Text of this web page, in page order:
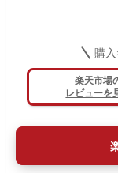
購
楽天市場
レビューを